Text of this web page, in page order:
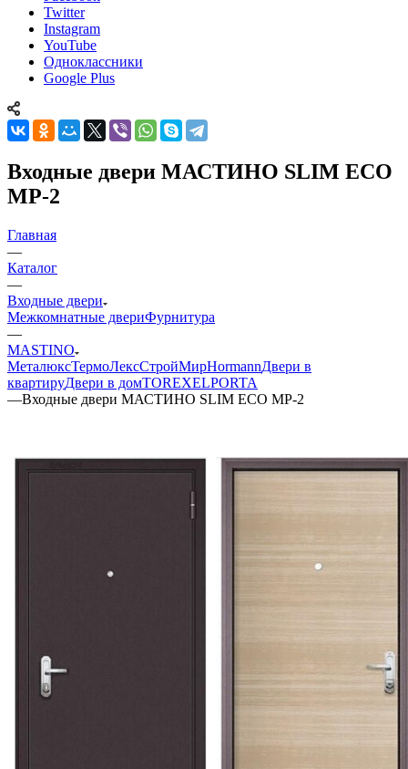
Twitter
Instagram
YouTube
Одноклассники
Google Plus
Входные двери МАСТИНО SLIM ECO
MP-2
Главная
—
Каталог
—
Входные двери
Межкомнатные двериФурнитура
—
MASTINO
МеталюксТермоЛексСтройМирHormannДвери в
квартируДвери в домTOREXELPORTA
—Входные двери МАСТИНО SLIM ECO MP-2